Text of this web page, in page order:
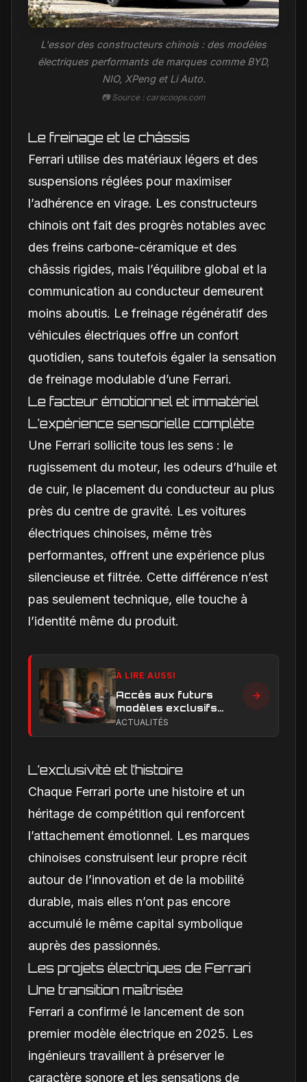
L'essor des constructeurs chinois : des modèles
électriques performants de marques comme BYD,
NIO, XPeng et Li Auto.
📷 Source : carscoops.com
Le freinage et le châssis
Ferrari utilise des matériaux légers et des
suspensions réglées pour maximiser
l’adhérence en virage. Les constructeurs
chinois ont fait des progrès notables avec
des freins carbone-céramique et des
châssis rigides, mais l’équilibre global et la
communication au conducteur demeurent
moins aboutis. Le freinage régénératif des
véhicules électriques offre un confort
quotidien, sans toutefois égaler la sensation
de freinage modulable d’une Ferrari.
Le facteur émotionnel et immatériel
L’expérience sensorielle complète
Une Ferrari sollicite tous les sens : le
rugissement du moteur, les odeurs d’huile et
de cuir, le placement du conducteur au plus
près du centre de gravité. Les voitures
électriques chinoises, même très
performantes, offrent une expérience plus
silencieuse et filtrée. Cette différence n’est
pas seulement technique, elle touche à
l’identité même du produit.
À LIRE AUSSI
Accès aux futurs
modèles exclusifs
Ferrari : l'achat
obligatoire d'une Luce
ACTUALITÉS
L’exclusivité et l’histoire
Chaque Ferrari porte une histoire et un
héritage de compétition qui renforcent
l’attachement émotionnel. Les marques
chinoises construisent leur propre récit
autour de l’innovation et de la mobilité
durable, mais elles n’ont pas encore
accumulé le même capital symbolique
auprès des passionnés.
Les projets électriques de Ferrari
Une transition maîtrisée
Ferrari a confirmé le lancement de son
premier modèle électrique en 2025. Les
ingénieurs travaillent à préserver le
caractère sonore et les sensations de